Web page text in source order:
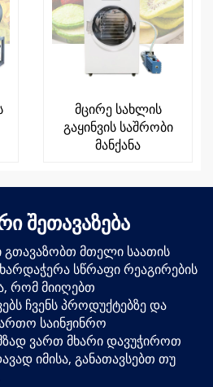
მცირე სახლის
გაყინვის საშრობი
მანქანა
შეთავაზება
გთავაზობთ მთელი საათის
სწრაფი რეაგირების
რომ მიიღებთ
ჩვენს პროდუქტებზე და
საინჟინრო
ვართ მხარი დავუჭიროთ
იმისა, განათავსებთ თუ